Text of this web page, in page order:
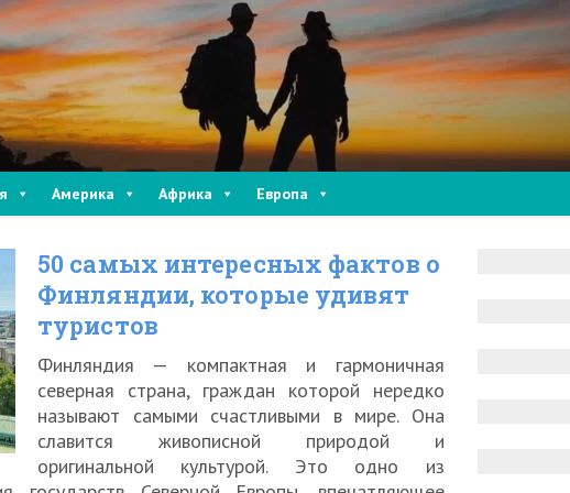
Америка Африка Европа
50 самых интересных фактов о
Финляндии, которые удивят
туристов
Финляндия — компактная и гармоничная
северная страна, граждан которой нередко
называют самыми счастливыми в мире. Она
славится живописной природой и
оригинальной культурой. Это одно из